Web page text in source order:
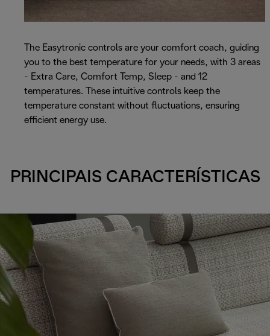
The Easytronic controls are your comfort coach, guiding
you to the best temperature for your needs, with 3 areas
- Extra Care, Comfort Temp, Sleep - and 12
temperatures. These intuitive controls keep the
temperature constant without fluctuations, ensuring
efficient energy use.
PRINCIPAIS CARACTERÍSTICAS